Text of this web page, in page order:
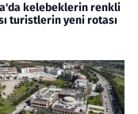
kelebeklerin renkli
turistlerin yeni rotası